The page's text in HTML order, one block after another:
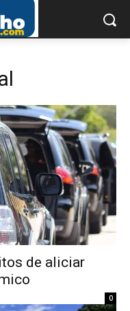
de aliciar
0